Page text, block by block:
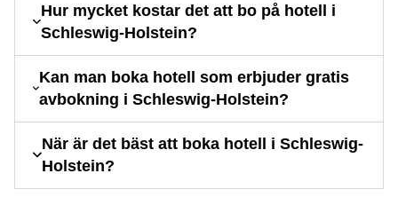
Hur mycket kostar det att bo på hotell i
Schleswig-Holstein?
Kan man boka hotell som erbjuder gratis
avbokning i Schleswig-Holstein?
När är det bäst att boka hotell i Schleswig-
Holstein?